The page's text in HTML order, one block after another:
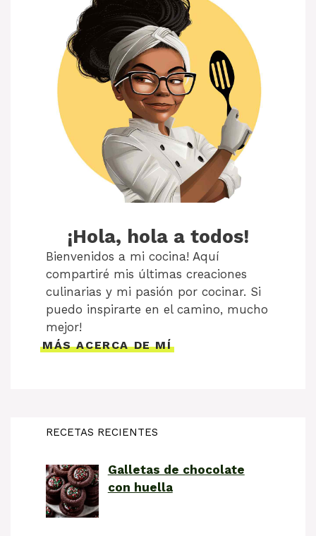
¡Hola, hola a todos!
Bienvenidos a mi cocina! Aquí
compartiré mis últimas creaciones
culinarias y mi pasión por cocinar. Si
puedo inspirarte en el camino, mucho
mejor!
MÁS ACERCA DE MÍ
RECETAS RECIENTES
Galletas de chocolate
con huella